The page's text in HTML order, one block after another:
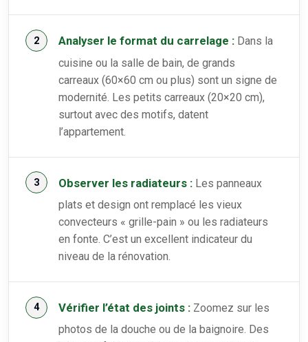
Analyser le format du carrelage : Dans la
cuisine ou la salle de bain, de grands
carreaux (60×60 cm ou plus) sont un signe de
modernité. Les petits carreaux (20×20 cm),
surtout avec des motifs, datent
l’appartement.
Observer les radiateurs : Les panneaux
plats et design ont remplacé les vieux
convecteurs « grille-pain » ou les radiateurs
en fonte. C’est un excellent indicateur du
niveau de la rénovation.
Vérifier l’état des joints : Zoomez sur les
photos de la douche ou de la baignoire. Des